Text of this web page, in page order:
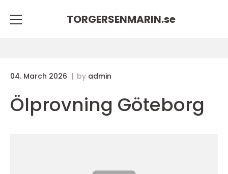
TORGERSENMARIN.se
04. March 2026 by admin
Ölprovning Göteborg